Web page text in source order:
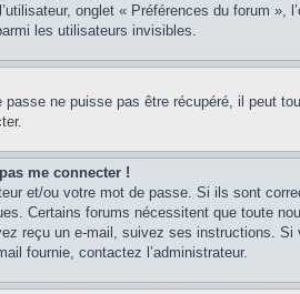
onglet « Préférences du forum »,
les utilisateurs invisibles.
ne puisse pas être récupéré, il peut
me connecter !
et/ou votre mot de passe. Si ils sont
Certains forums nécessitent que toute
reçu un e-mail, suivez ses instructions.
fournie, contactez l’administrateur.